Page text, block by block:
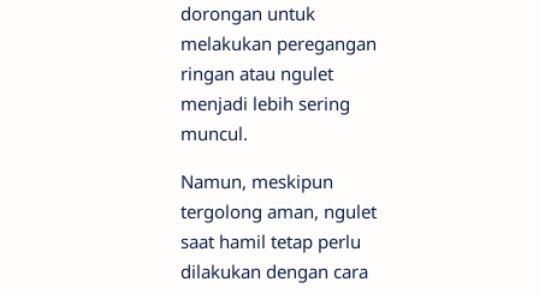
dorongan untuk
melakukan peregangan
ringan atau ngulet
menjadi lebih sering
muncul.
Namun, meskipun
tergolong aman, ngulet
saat hamil tetap perlu
dilakukan dengan cara